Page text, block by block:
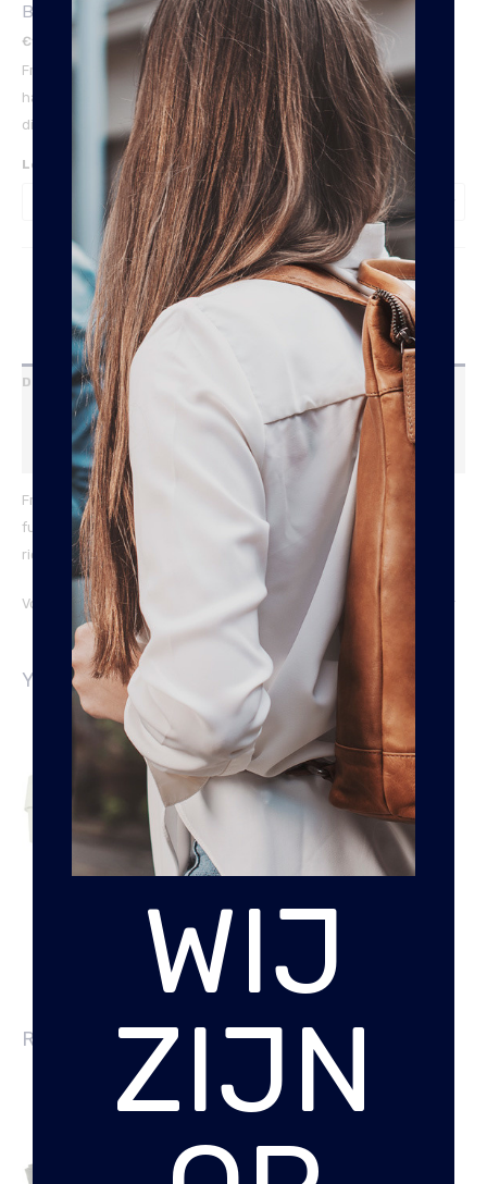
BASIC ZWART 4CM
€16.95
Frankies Leermeneer Basic riem van 4cm die altijd past. Simpel,
handig en goedkoop. Te verkrijgen in 2 breedtes, 2 kleuren en
diverse lengtes.
Lengte
ADD TO CART
Description
Additional information
Reviews (0)
Frankies Leermeneer Basic line is speciaal voor de noodzakelijke
functies van een riem, makkelijk goedkoop en gewoon goed. De
riem hebben we in 2cm en 4cm.
Voor de juiste maat, raadpleeg onze op maat maak pagina: klik hier
YOU MAY ALSO LIKE…
BASIC WIT 4CM
RELATED PRODUCTS
WIJ
ZIJN